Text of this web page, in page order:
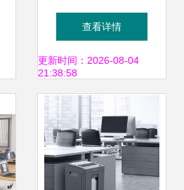
济南批发部——一
体机办公设备产品
概览
查看详情
更新时间：2026-08-04
21:38:58